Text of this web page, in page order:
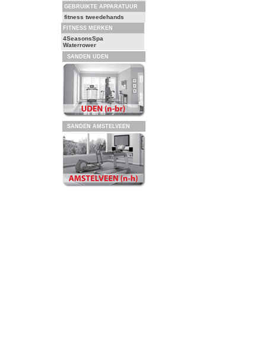
GEBRUIKTE APPARATUUR
fitness tweedehands
FITNESS MERKEN
4SeasonsSpa
Waterrower
SANDEN UDEN
SANDEN AMSTELVEEN